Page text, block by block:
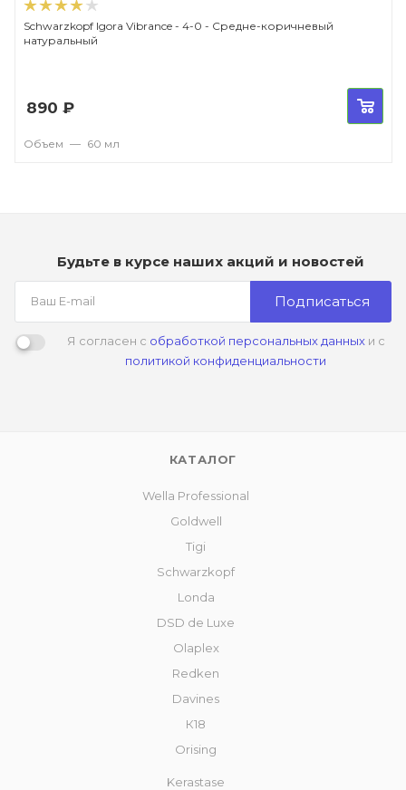
Schwarzkopf Igora Vibrance - 4-0 - Средне-коричневый
натуральный
890 ₽
Объем — 60 мл
Будьте в курсе наших акций и новостей
Подписаться
Я согласен с обработкой персональных данныхи с
политикой конфиденциальности
КАТАЛОГ
Wella Professional
Goldwell
Tigi
Schwarzkopf
Londa
DSD de Luxe
Olaplex
Redken
Davines
К18
Orising
Kerastase